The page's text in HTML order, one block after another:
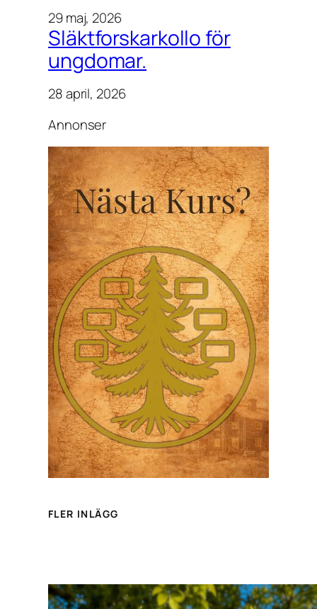
29 maj, 2026
Släktforskarkollo för
ungdomar.
28 april, 2026
Annonser
FLER INLÄGG